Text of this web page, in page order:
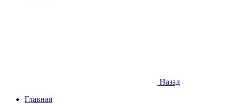
Назад
Главная